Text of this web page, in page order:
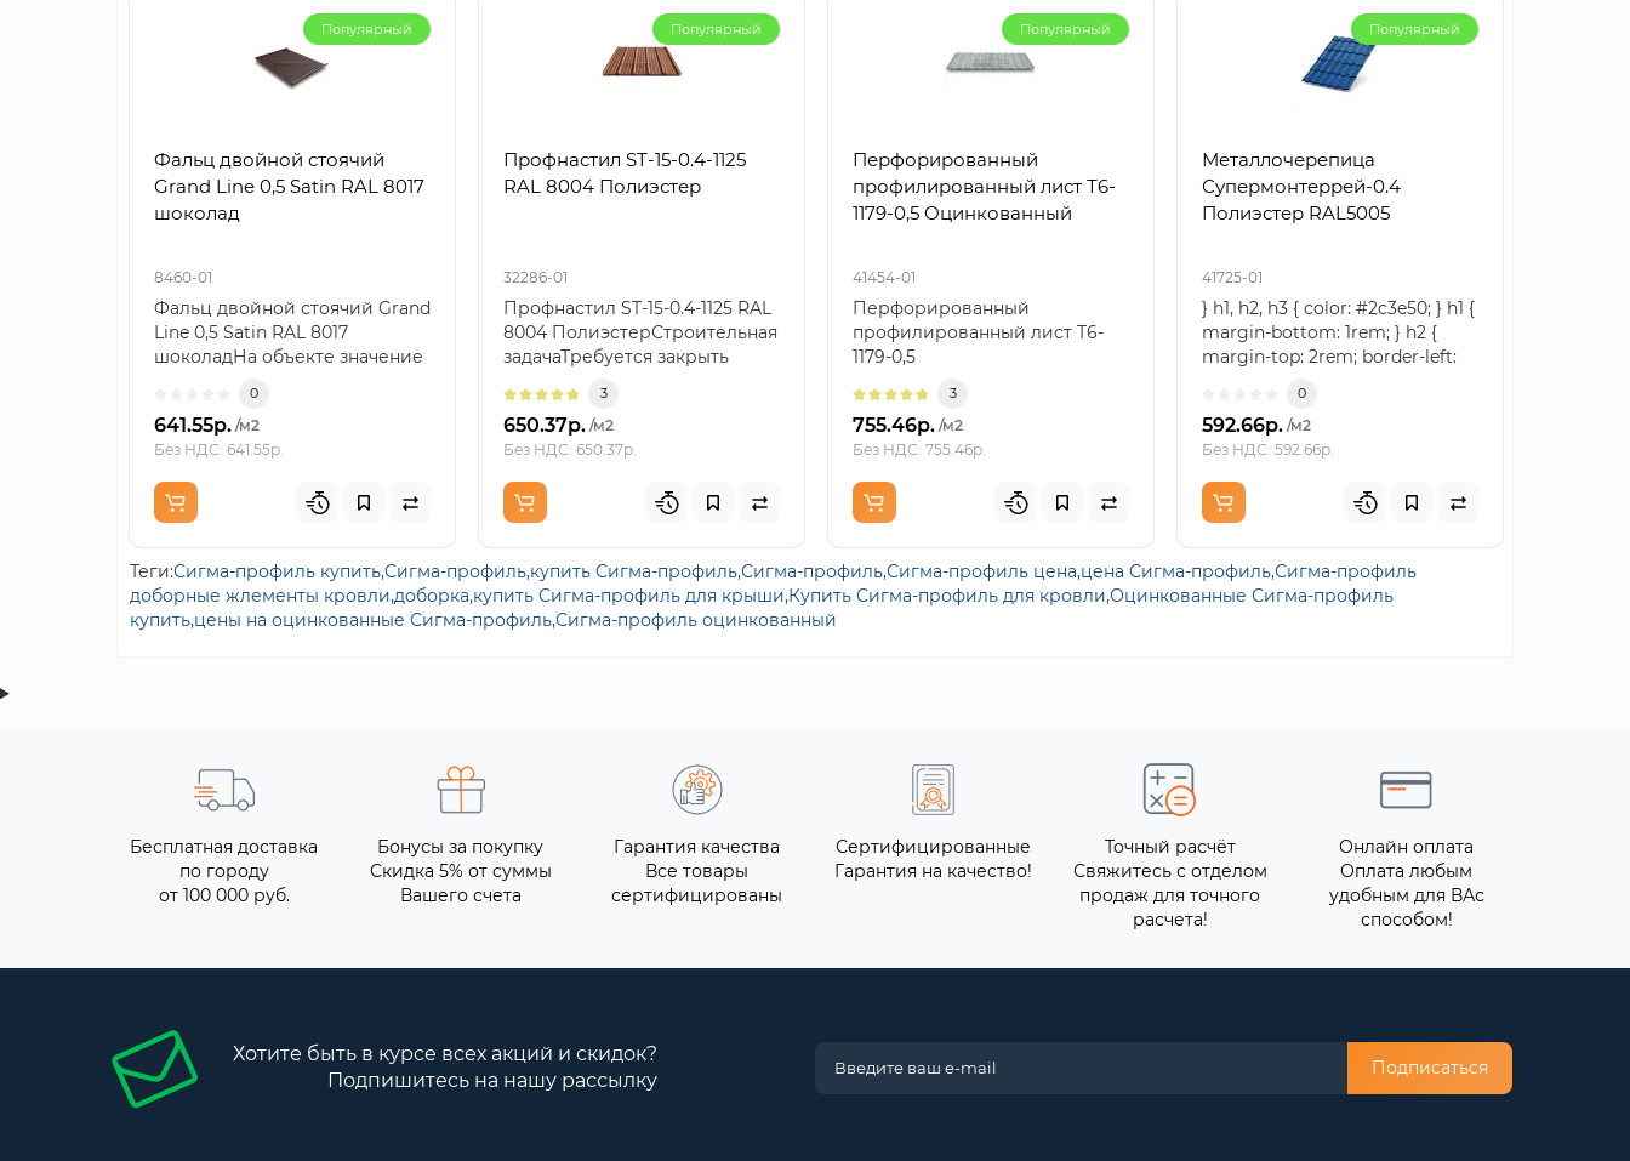
Популярный
Фальц двойной стоячий
Grand Line 0,5 Satin RAL 8017
шоколад
8460-01
Фальц двойной стоячий Grand
Line 0,5 Satin RAL 8017
шоколадНа объекте значение
0
641.55р. /м2
Без НДС: 641.55р.
Популярный
Профнастил ST-15-0.4-1125
RAL 8004 Полиэстер
32286-01
Профнастил ST-15-0.4-1125 RAL
8004 ПолиэстерСтроительная
задачаТребуется закрыть
3
650.37р. /м2
Без НДС: 650.37р.
Популярный
Перфорированный
профилированный лист Т6-
1179-0,5 Оцинкованный
41454-01
Перфорированный
профилированный лист Т6-
1179-0,5
профилированный лист э..
3
755.46р. /м2
Без НДС: 755.46р.
Популярный
Металлочерепица
Супермонтеррей-0.4
Полиэстер RAL5005
41725-01
} h1, h2, h3 { color: #2c3e50; } h1 {
margin-bottom: 1rem; } h2 {
margin-top: 2rem; border-left:
0
592.66р. /м2
Без НДС: 592.66р.
Теги:Сигма-профиль купить,Сигма-профиль,купить Сигма-профиль,Сигма-профиль,Сигма-профиль цена,цена Сигма-профиль,Сигма-профиль
доборные жлементы кровли,доборка,купить Сигма-профиль для крыши,Купить Сигма-профиль для кровли,Оцинкованные Сигма-профиль
купить,цены на оцинкованные Сигма-профиль,Сигма-профиль оцинкованный
Бесплатная доставка
по городу
от 100 000 руб.
Бонусы за покупку
Скидка 5% от суммы
Вашего счета
Гарантия качества
Все товары
сертифицированы
Сертифицированные
Гарантия на качество!
Точный расчёт
Свяжитесь с отделом
продаж для точного
расчета!
Онлайн оплата
Оплата любым
удобным для ВАс
способом!
Хотите быть в курсе всех акций и скидок?
Подпишитесь на нашу рассылку
Подписаться